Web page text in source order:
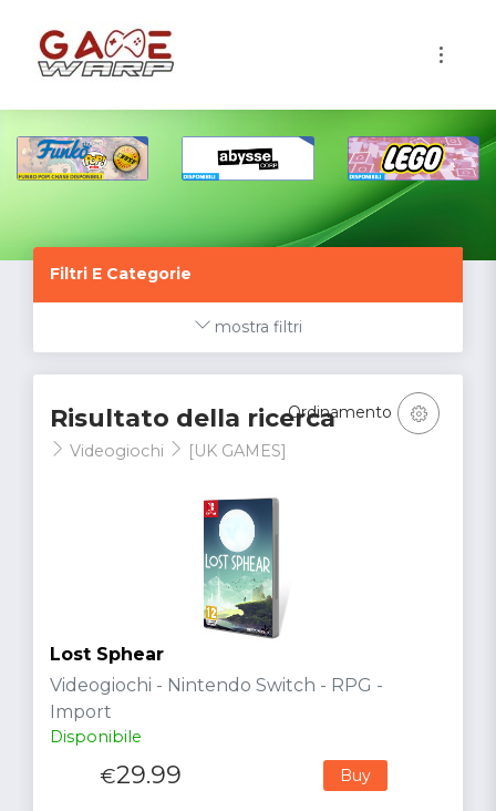
Filtri E Categorie
mostra filtri
Risultato della ricerca
Videogiochi [UK GAMES]
Ordinamento
Lost Sphear
Videogiochi - Nintendo Switch - RPG -
Import
Disponibile
€29.99 Buy